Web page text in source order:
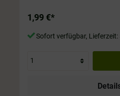
1,99 €*
Sofort verfügbar, Lieferzeit: